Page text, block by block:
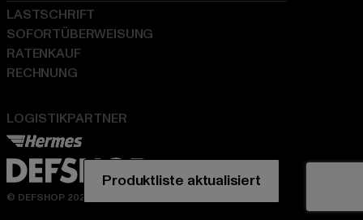
LOGISTIKPARTNER
LASTSCHRIFT
SOFORTÜBERWEISUNG
RATENKAUF
RECHNUNG
© DEFSHOP 2026. Alle Rechte vorbehalten